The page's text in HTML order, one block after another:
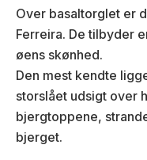
Over basaltorglet er
Ferreira. De tilbyder
øens skønhed.
Den mest kendte
storslået udsigt over
bjergtoppene,
bjerget.